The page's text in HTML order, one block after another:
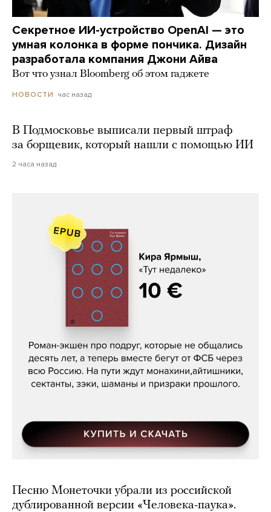
Секретное ИИ-устройство OpenAI — это
умная колонка в форме пончика. Дизайн
разработала компания Джони Айва
Вот что узнал Bloomberg об этом гаджете
НОВОСТИ час назад
В Подмосковье выписали первый штраф
за борщевик, который нашли с помощью ИИ
2 часа назад
Кира Ярмыш, «Тут недалеко»
Песню Монеточки убрали из российской
дублированной версии «Человека-паука».